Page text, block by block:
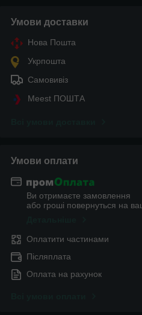
Умови доставки
Нова Пошта
Укрпошта
Самовивіз
Meest ПОШТА
Умови оплати
Ви отримаєте замовлення
або гроші повернуться на
Оплатити частинами
Післяплата
Оплата на рахунок